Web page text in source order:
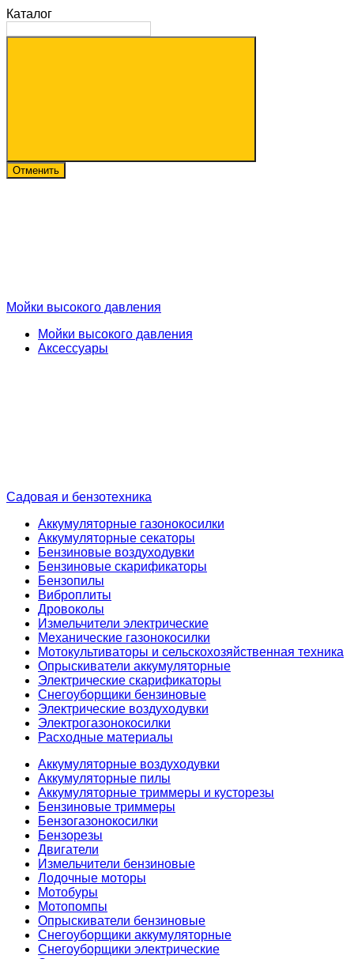
Каталог
Отменить
Мойки высокого давления
Мойки высокого давления
Аксессуары
Садовая и бензотехника
Аккумуляторные газонокосилки
Аккумуляторные секаторы
Бензиновые воздуходувки
Бензиновые скарификаторы
Бензопилы
Виброплиты
Дровоколы
Измельчители электрические
Механические газонокосилки
Мотокультиваторы и сельскохозяйственная техника
Опрыскиватели аккумуляторные
Электрические скарификаторы
Снегоуборщики бензиновые
Электрические воздуходувки
Электрогазонокосилки
Расходные материалы
Аккумуляторные воздуходувки
Аккумуляторные пилы
Аккумуляторные триммеры и кусторезы
Бензиновые триммеры
Бензогазонокосилки
Бензорезы
Двигатели
Измельчители бензиновые
Лодочные моторы
Мотобуры
Мотопомпы
Опрыскиватели бензиновые
Снегоуборщики аккумуляторные
Снегоуборщики электрические